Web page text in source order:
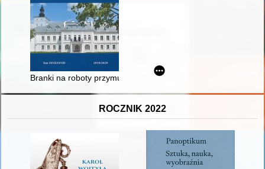
Branki na roboty przymusowe do III Rzeszy w powiecie
ROCZNIK 2022